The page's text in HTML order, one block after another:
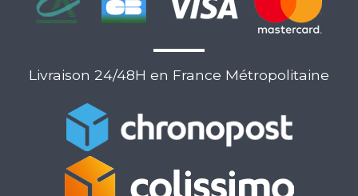
Livraison 24/48H en France Métropolitaine